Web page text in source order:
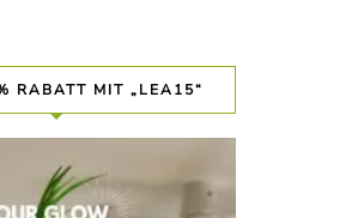
RABATT MIT „LEA15“